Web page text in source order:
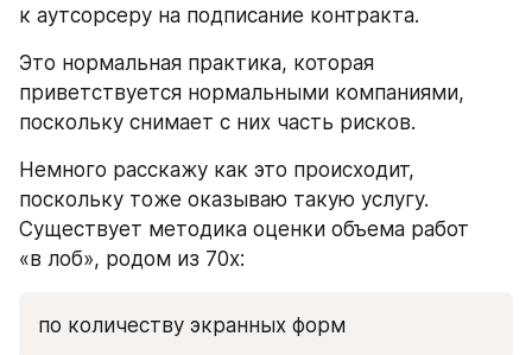
к аутсорсеру на подписание контракта.
Это нормальная практика, которая
приветствуется нормальными компаниями,
поскольку снимает с них часть рисков.
Немного расскажу как это происходит,
поскольку тоже оказываю такую услугу.
Существует методика оценки объема работ
«в лоб», родом из 70х:
по количеству экранных форм